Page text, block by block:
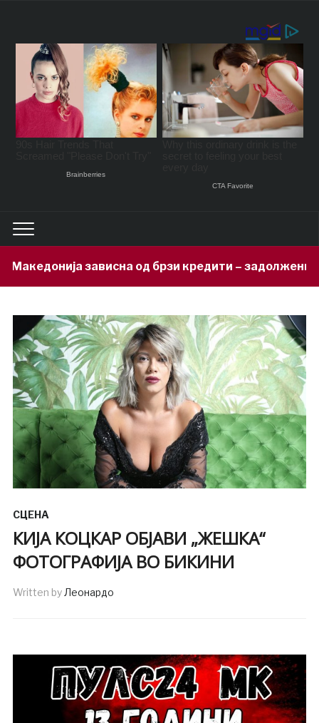
од брзи кредити – задолжени 333 милиони евра
СЦЕНА
КИЈА КОЦКАР ОБЈАВИ „ЖЕШКА“
ФОТОГРАФИЈА ВО БИКИНИ
Written byЛеонардо